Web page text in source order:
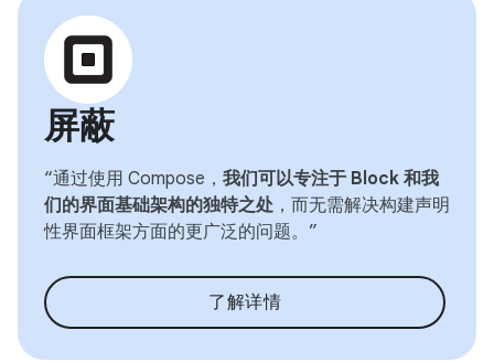
屏蔽
“通过使用 Compose， 我们可以专注于 Block 和我
们的界面基础架构的独特之处 ，而无需解决构建声明
性界面框架方面的更广泛的问题。”
了解详情